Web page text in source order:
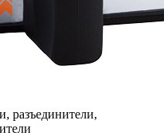
разъединители,